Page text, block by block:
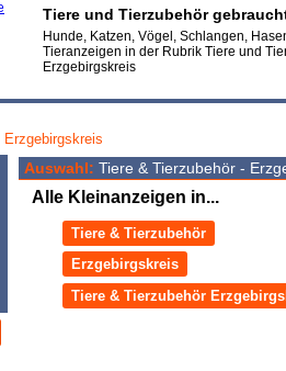
Tiere und Tierzubehör
Hunde, Katzen, Vögel, Schlangen,
Tieranzeigen in der Rubrik Tiere und
Erzgebirgskreis
Erzgebirgskreis
Auswahl: Tiere & Tierzubehör -
Alle Kleinanzeigen in...
Tiere & Tierzubehör
Erzgebirgskreis
Tiere & Tierzubehör